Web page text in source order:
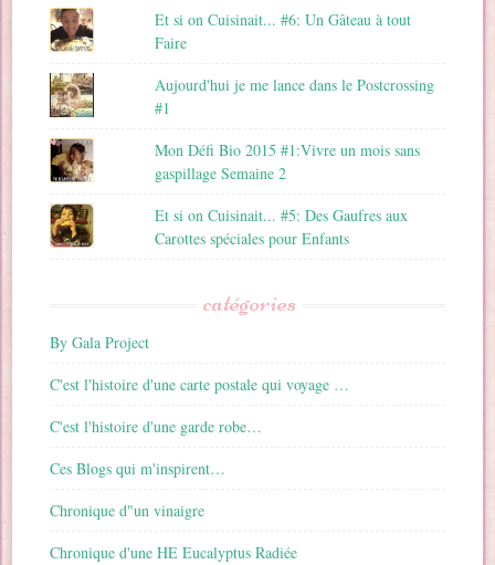
Et si on Cuisinait... #6: Un Gâteau à tout
Faire
Aujourd'hui je me lance dans le Postcrossing
#1
Mon Défi Bio 2015 #1:Vivre un mois sans
gaspillage Semaine 2
Et si on Cuisinait... #5: Des Gaufres aux
Carottes spéciales pour Enfants
catégories
By Gala Project
C'est l'histoire d'une carte postale qui voyage …
C'est l'histoire d'une garde robe…
Ces Blogs qui m'inspirent…
Chronique d"un vinaigre
Chronique d'une HE Eucalyptus Radiée